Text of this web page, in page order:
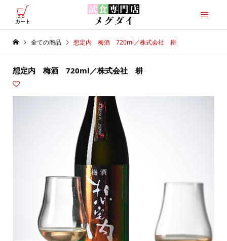
カート
全ての商品 想定内 梅酒 720ml／株式会社 耕
想定内 梅酒 720ml／株式会社 耕